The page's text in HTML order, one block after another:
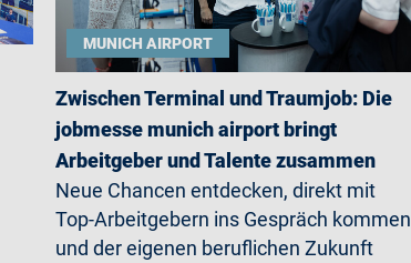
MUNICH AIRPORT
Zwischen Terminal und Traumjob: Die
jobmesse munich airport bringt
Arbeitgeber und Talente zusammen
Neue Chancen entdecken, direkt mit
Top-Arbeitgebern ins Gespräch kommen
und der eigenen beruflichen Zukunft